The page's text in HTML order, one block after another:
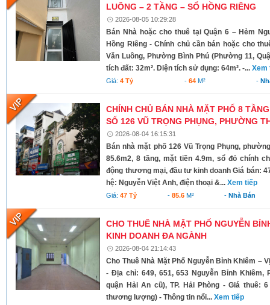
LUÔNG – 2 TẦNG – SỔ HỒNG RIÊNG
2026-08-05 10:29:28
Bán Nhà hoặc cho thuê tại Quận 6 – Hẻm
Hồng Riêng - Chính chủ cần bán hoặc cho
Văn Luông, Phường Bình Phú (Phường 11,
tích đất: 32m². Diện tích sử dụng: 64m². -...Xem
Giá:4 Tỷ - 64M² -
CHÍNH CHỦ BÁN NHÀ MẶT PHỐ 8
SỐ 126 VŨ TRỌNG PHỤNG, PHƯỜNG
2026-08-04 16:15:31
Bán nhà mặt phố 126 Vũ Trọng Phụng,
85.6m2, 8 tầng, mặt tiền 4.9m, sổ đỏ chính
động thương mại, đầu tư kinh doanh Giá bán:
hệ: Nguyễn Việt Anh, điện thoại &...Xem tiếp
Giá:47 Tỷ - 85.6M² - Nhà Bán
CHO THUÊ NHÀ MẶT PHỐ NGUYỄN
KINH DOANH ĐA NGÀNH
2026-08-04 21:14:43
Cho Thuê Nhà Mặt Phố Nguyễn Bỉnh Khiêm –
- Địa chỉ: 649, 651, 653 Nguyễn Bỉnh Khiêm,
quận Hải An cũ), TP. Hải Phòng - Giá thuê:
thương lượng) - Thông tin nổi...Xem tiếp